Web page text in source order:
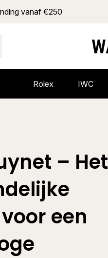
vanaf €250
Rolex IWC
– Het
een